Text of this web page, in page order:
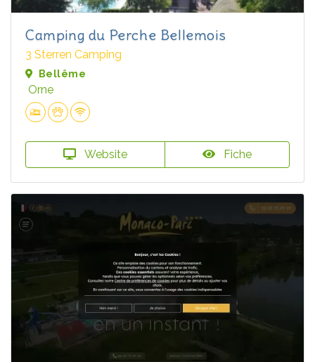
Camping du Perche Bellemois
3 Sterren Camping
Bellême
Orne
Website Fiche